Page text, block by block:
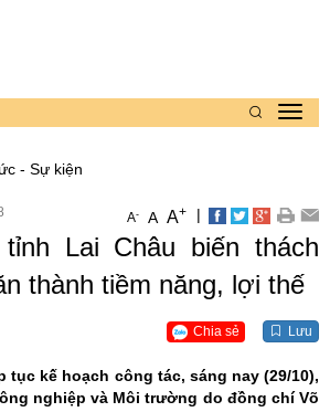
- Sự kiện
A- A A+ |
Lai Châu biến thách
thành tiềm năng, lợi thế
Chia sẻ Lưu
tục kế hoạch công tác, sáng nay (29/10),
nghiệp và Môi trường do đồng chí Võ